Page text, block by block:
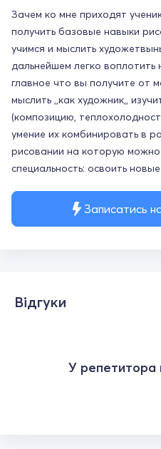
Записатись
Зачем ко мне приходят
получить базовые навыки
учимся и мыслить
дальнейшем легко воплотить
главное что вы получите от
мыслить ,,как художник,,
(композицию,
умение их комбинировать в
рисовании на которую
специальность: освоить
Відгуки
У репетитора